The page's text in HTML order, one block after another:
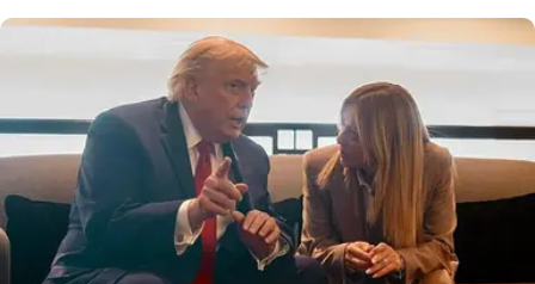
Economia e lavoro
Italia Mondo
Sanità
Sport